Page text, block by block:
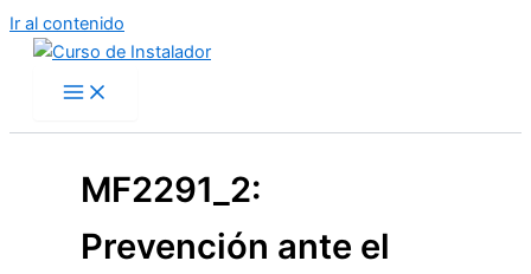
Ir al contenido
MF2291_2:
Prevención ante el